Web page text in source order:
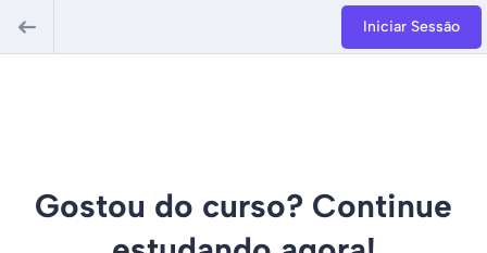
Iniciar Sessão
Gostou do curso? Continue